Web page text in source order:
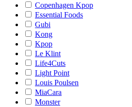
Copenhagen Kpop
Essential Foods
Gubi
Kong
Kpop
Le Klint
Life4Cuts
Light Point
Louis Poulsen
MiaCara
Monster